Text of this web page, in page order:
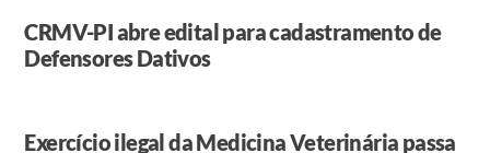
CRMV-PI abre edital para cadastramento de
Defensores Dativos
Exercício ilegal da Medicina Veterinária passa